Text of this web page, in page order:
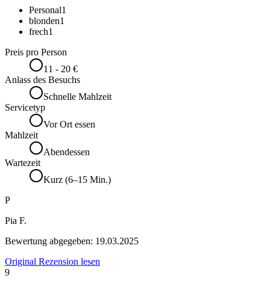
Personal1
blonden1
frech1
Preis pro Person
11 - 20 €
Anlass des Besuchs
Schnelle Mahlzeit
Servicetyp
Vor Ort essen
Mahlzeit
Abendessen
Wartezeit
Kurz (6–15 Min.)
P
Pia F.
Bewertung abgegeben: 19.03.2025
Original Rezension lesen
9